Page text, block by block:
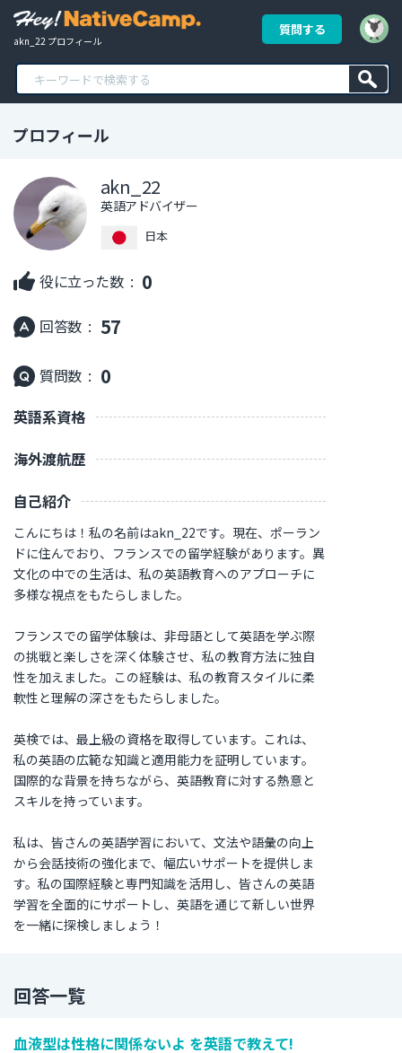
akn_22 プロフィール
質問する
プロフィール
akn_22
英語アドバイザー
日本
役に立った数 : 0
回答数 : 57
質問数 : 0
英語系資格
海外渡航歴
自己紹介
こんにちは！私の名前はakn_22です。現在、ポーラン
ドに住んでおり、フランスでの留学経験があります。異
文化の中での生活は、私の英語教育へのアプローチに
多様な視点をもたらしました。
フランスでの留学体験は、非母語として英語を学ぶ際
の挑戦と楽しさを深く体験させ、私の教育方法に独自
性を加えました。この経験は、私の教育スタイルに柔
軟性と理解の深さをもたらしました。
英検では、最上級の資格を取得しています。これは、
私の英語の広範な知識と適用能力を証明しています。
国際的な背景を持ちながら、英語教育に対する熱意と
スキルを持っています。
私は、皆さんの英語学習において、文法や語彙の向上
から会話技術の強化まで、幅広いサポートを提供しま
す。私の国際経験と専門知識を活用し、皆さんの英語
学習を全面的にサポートし、英語を通じて新しい世界
を一緒に探検しましょう！
回答一覧
血液型は性格に関係ないよ を英語で教えて!